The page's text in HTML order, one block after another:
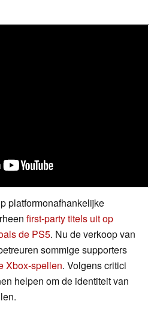
platformonafhankelijke
first-party titels uit op
de PS5. Nu de verkoop van
sommige supporters
Xbox-spellen. Volgens critici
helpen om de identiteit van